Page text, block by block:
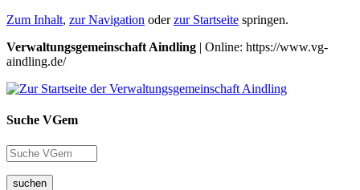
Zum Inhalt, zur Navigation oderzur Startseite springen.
Verwaltungsgemeinschaft Aindling | Online: https://www.vg-
aindling.de/
Suche VGem
suchen